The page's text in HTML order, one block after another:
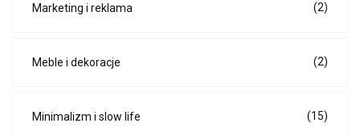
Marketing i reklama (2)
Meble i dekoracje (2)
Minimalizm i slow life (15)